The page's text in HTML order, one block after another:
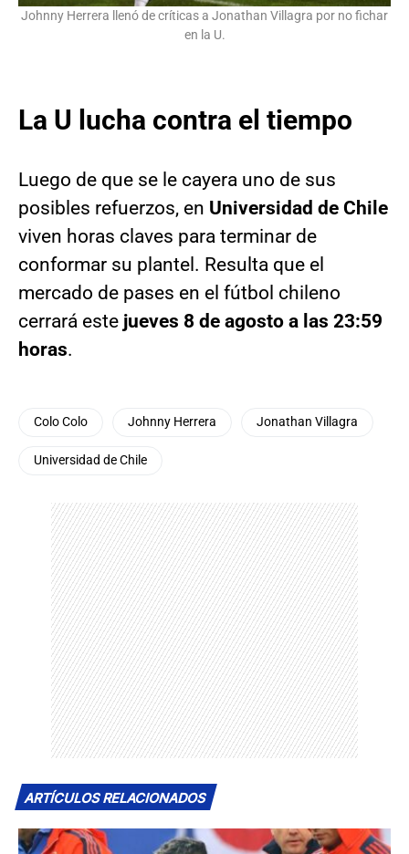
Johnny Herrera llenó de críticas a Jonathan Villagra por no fichar
en la U.
La U lucha contra el tiempo
Luego de que se le cayera uno de sus
posibles refuerzos, en Universidad de Chile
viven horas claves para terminar de
conformar su plantel. Resulta que el
mercado de pases en el fútbol chileno
cerrará este jueves 8 de agosto a las 23:59
horas.
Colo Colo Johnny Herrera Jonathan Villagra
Universidad de Chile
ARTÍCULOS RELACIONADOS